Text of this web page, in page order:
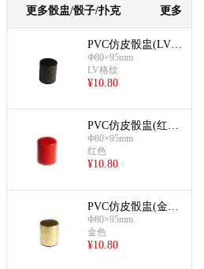
更多骰盅/骰子/扑克 更多
PVC仿皮骰盅(LV格
纹)
Ф80×95mm
LV格纹
¥10.80
PVC仿皮骰盅(红
色)
Ф80×95mm
红色
¥10.80
PVC仿皮骰盅(金
色)
Ф80×95mm
金色
¥10.80